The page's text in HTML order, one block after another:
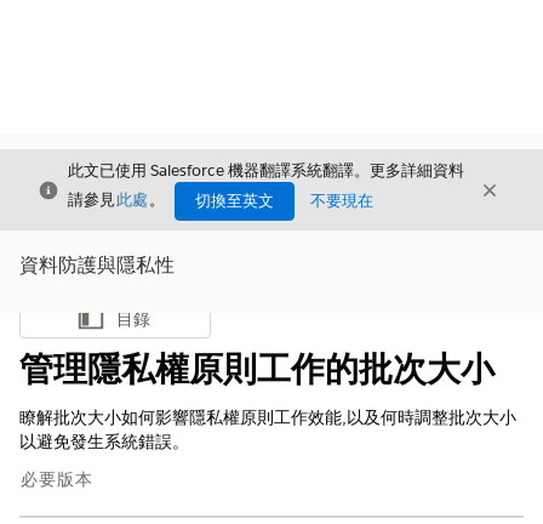
結束
此文已使用 Salesforce 機器翻譯系統翻譯。更多詳細資料
請參見此處。 切換至英文 不要現在 結束
資料防護與隱私性
顯示目錄
目錄
管理隱私權原則工作的批次大小
瞭解批次大小如何影響隱私權原則工作效能,以及何時調整批次大小
以避免發生系統錯誤。
必要版本